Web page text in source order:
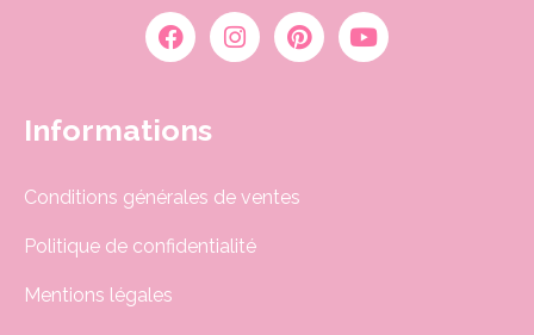
Informations
Conditions générales de ventes
Politique de confidentialité
Mentions légales